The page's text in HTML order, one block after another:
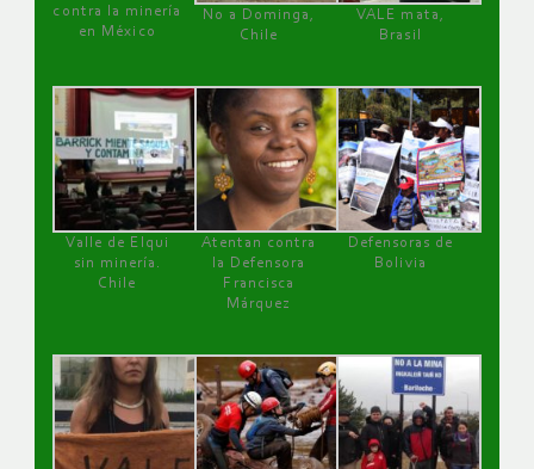
contra la minería
en México
No a Dominga,
Chile
VALE mata,
Brasil
Valle de Elqui
sin minería.
Chile
Atentan contra
la Defensora
Francisca
Márquez
Defensoras de
Bolivia